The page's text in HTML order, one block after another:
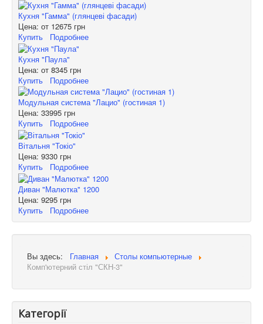
Кухня "Гамма" (глянцеві фасади)
Цена: от 12675 грн
Купить
Подробнее
Кухня "Паула"
Цена: от 8345 грн
Купить
Подробнее
Модульная система "Лацио" (гостиная 1)
Цена: 33995 грн
Купить
Подробнее
Вітальня "Токіо"
Цена: 9330 грн
Купить
Подробнее
Диван "Малютка" 1200
Цена: 9295 грн
Купить
Подробнее
Вы здесь: Главная
Столы компьютерные
Комп'ютерний стіл "СКН-3"
Категорії